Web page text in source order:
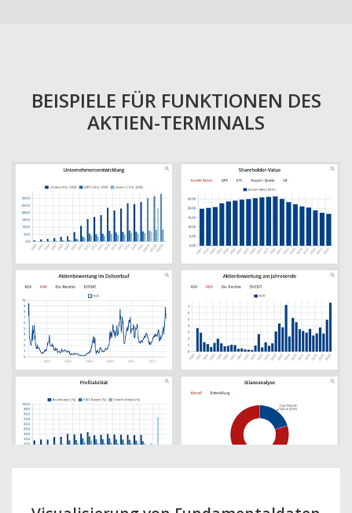
BEISPIELE FÜR FUNKTIONEN DES
AKTIEN-TERMINALS